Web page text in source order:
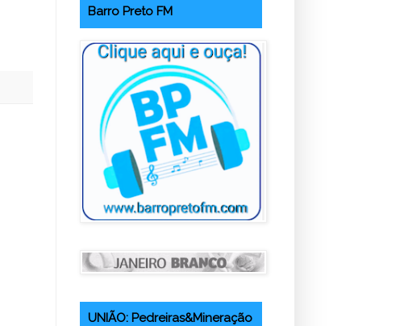
Barro Preto FM
UNIÃO: Pedreiras&Mineração